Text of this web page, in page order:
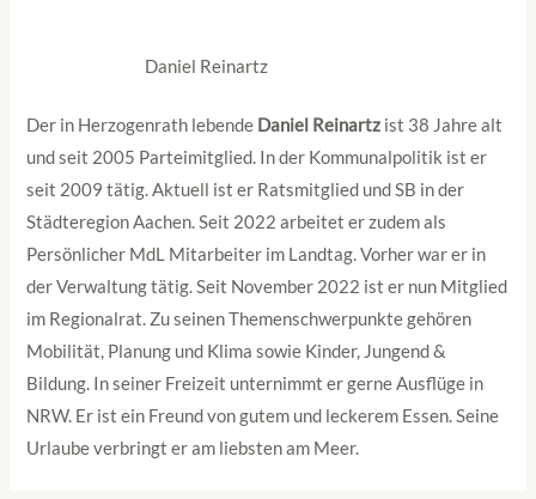
Daniel Reinartz
Der in Herzogenrath lebende Daniel Reinartz ist 38 Jahre alt
und seit 2005 Parteimitglied. In der Kommunalpolitik ist er
seit 2009 tätig. Aktuell ist er Ratsmitglied und SB in der
Städteregion Aachen. Seit 2022 arbeitet er zudem als
Persönlicher MdL Mitarbeiter im Landtag. Vorher war er in
der Verwaltung tätig. Seit November 2022 ist er nun Mitglied
im Regionalrat. Zu seinen Themenschwerpunkte gehören
Mobilität, Planung und Klima sowie Kinder, Jungend &
Bildung. In seiner Freizeit unternimmt er gerne Ausflüge in
NRW. Er ist ein Freund von gutem und leckerem Essen. Seine
Urlaube verbringt er am liebsten am Meer.